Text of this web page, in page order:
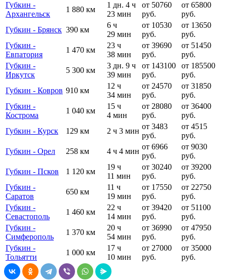
Губкин -
Архангельск
1 880 км
1 дн. 4 ч
23 мин
от 50760
руб.
от 65800
руб.
Губкин - Брянск 390 км
6 ч
29 мин
от 10530
руб.
от 13650
руб.
Губкин -
Евпатория
1 470 км
23 ч
38 мин
от 39690
руб.
от 51450
руб.
Губкин -
Иркутск
5 300 км
3 дн. 9 ч
39 мин
от 143100
руб.
от 185500
руб.
Губкин - Ковров 910 км
12 ч
34 мин
от 24570
руб.
от 31850
руб.
Губкин -
Кострома
1 040 км
15 ч
4 мин
от 28080
руб.
от 36400
руб.
Губкин - Курск
129 км 2 ч 3 мин
от 3483
руб.
от 4515
руб.
Губкин - Орел
258 км 4 ч 4 мин
от 6966
руб.
от 9030
руб.
Губкин - Псков
1 120 км
19 ч
11 мин
от 30240
руб.
от 39200
руб.
Губкин -
Саратов
650 км
11 ч
19 мин
от 17550
руб.
от 22750
руб.
Губкин -
Севастополь
1 460 км
22 ч
14 мин
от 39420
руб.
от 51100
руб.
Губкин -
Симферополь
1 370 км
20 ч
54 мин
от 36990
руб.
от 47950
руб.
Губкин -
Тольятти
1 000 км
17 ч
10 мин
от 27000
руб.
от 35000
руб.